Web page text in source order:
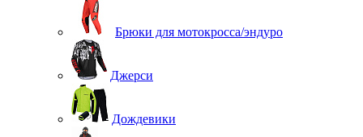
Брюки для мотокросса/эндуро
Джерси
Дождевики